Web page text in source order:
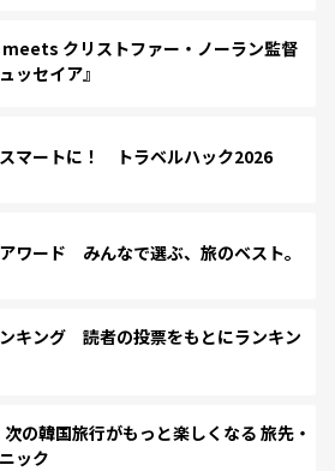
クリストファー・ノーラン監督
ッセイア』
マートに！ トラベルハック2026
ワード みんなで選ぶ、旅のベスト。
キング 読者の投票をもとにランキン
の韓国旅行がもっと楽しくなる 旅先・
ック